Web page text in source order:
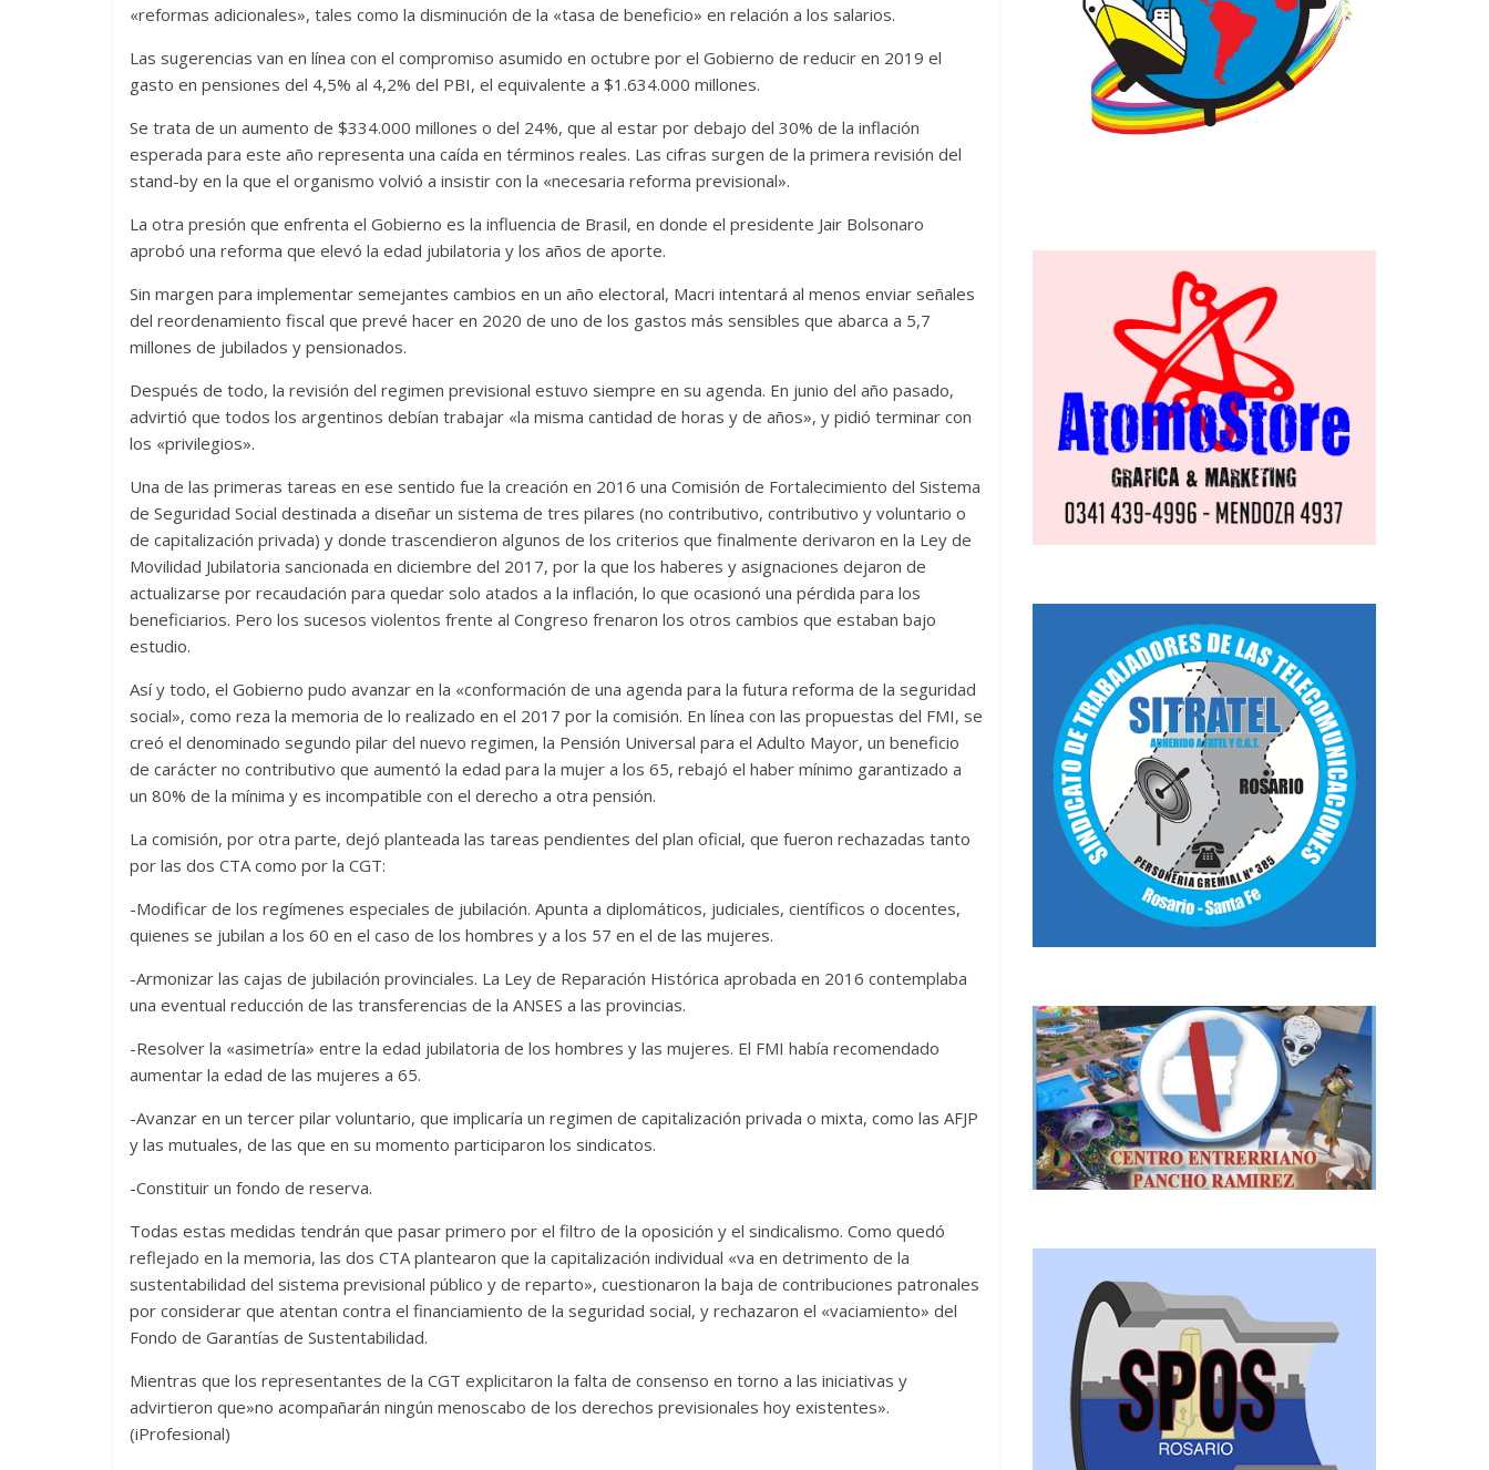
«reformas adicionales», tales como la disminución de la «tasa de beneficio» en relación a los salarios.
Las sugerencias van en línea con el compromiso asumido en octubre por el Gobierno de reducir en 2019 el
gasto en pensiones del 4,5% al 4,2% del PBI, el equivalente a $1.634.000 millones.
Se trata de un aumento de $334.000 millones o del 24%, que al estar por debajo del 30% de la inflación
esperada para este año representa una caída en términos reales. Las cifras surgen de la primera revisión del
stand-by en la que el organismo volvió a insistir con la «necesaria reforma previsional».
La otra presión que enfrenta el Gobierno es la influencia de Brasil, en donde el presidente Jair Bolsonaro
aprobó una reforma que elevó la edad jubilatoria y los años de aporte.
Sin margen para implementar semejantes cambios en un año electoral, Macri intentará al menos enviar señales
del reordenamiento fiscal que prevé hacer en 2020 de uno de los gastos más sensibles que abarca a 5,7
millones de jubilados y pensionados.
Después de todo, la revisión del regimen previsional estuvo siempre en su agenda. En junio del año pasado,
advirtió que todos los argentinos debían trabajar «la misma cantidad de horas y de años», y pidió terminar con
los «privilegios».
Una de las primeras tareas en ese sentido fue la creación en 2016 una Comisión de Fortalecimiento del Sistema
de Seguridad Social destinada a diseñar un sistema de tres pilares (no contributivo, contributivo y voluntario o
de capitalización privada) y donde trascendieron algunos de los criterios que finalmente derivaron en la Ley de
Movilidad Jubilatoria sancionada en diciembre del 2017, por la que los haberes y asignaciones dejaron de
actualizarse por recaudación para quedar solo atados a la inflación, lo que ocasionó una pérdida para los
beneficiarios. Pero los sucesos violentos frente al Congreso frenaron los otros cambios que estaban bajo
estudio.
Así y todo, el Gobierno pudo avanzar en la «conformación de una agenda para la futura reforma de la seguridad
social», como reza la memoria de lo realizado en el 2017 por la comisión. En línea con las propuestas del FMI, se
creó el denominado segundo pilar del nuevo regimen, la Pensión Universal para el Adulto Mayor, un beneficio
de carácter no contributivo que aumentó la edad para la mujer a los 65, rebajó el haber mínimo garantizado a
un 80% de la mínima y es incompatible con el derecho a otra pensión.
La comisión, por otra parte, dejó planteada las tareas pendientes del plan oficial, que fueron rechazadas tanto
por las dos CTA como por la CGT:
-Modificar de los regímenes especiales de jubilación. Apunta a diplomáticos, judiciales, científicos o docentes,
quienes se jubilan a los 60 en el caso de los hombres y a los 57 en el de las mujeres.
-Armonizar las cajas de jubilación provinciales. La Ley de Reparación Histórica aprobada en 2016 contemplaba
una eventual reducción de las transferencias de la ANSES a las provincias.
-Resolver la «asimetría» entre la edad jubilatoria de los hombres y las mujeres. El FMI había recomendado
aumentar la edad de las mujeres a 65.
-Avanzar en un tercer pilar voluntario, que implicaría un regimen de capitalización privada o mixta, como las AFJP
y las mutuales, de las que en su momento participaron los sindicatos.
-Constituir un fondo de reserva.
Todas estas medidas tendrán que pasar primero por el filtro de la oposición y el sindicalismo. Como quedó
reflejado en la memoria, las dos CTA plantearon que la capitalización individual «va en detrimento de la
sustentabilidad del sistema previsional público y de reparto», cuestionaron la baja de contribuciones patronales
por considerar que atentan contra el financiamiento de la seguridad social, y rechazaron el «vaciamiento» del
Fondo de Garantías de Sustentabilidad.
Mientras que los representantes de la CGT explicitaron la falta de consenso en torno a las iniciativas y
advirtieron que»no acompañarán ningún menoscabo de los derechos previsionales hoy existentes».
(iProfesional)